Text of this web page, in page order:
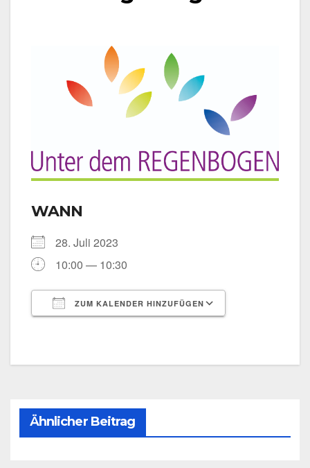
WANN
28. Juli 2023
10:00 — 10:30
ZUM KALENDER HINZUFÜGEN
Ähnlicher Beitrag